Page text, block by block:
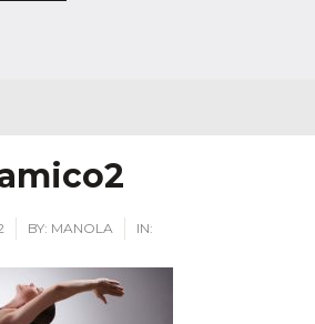
BY: MANOLA IN: